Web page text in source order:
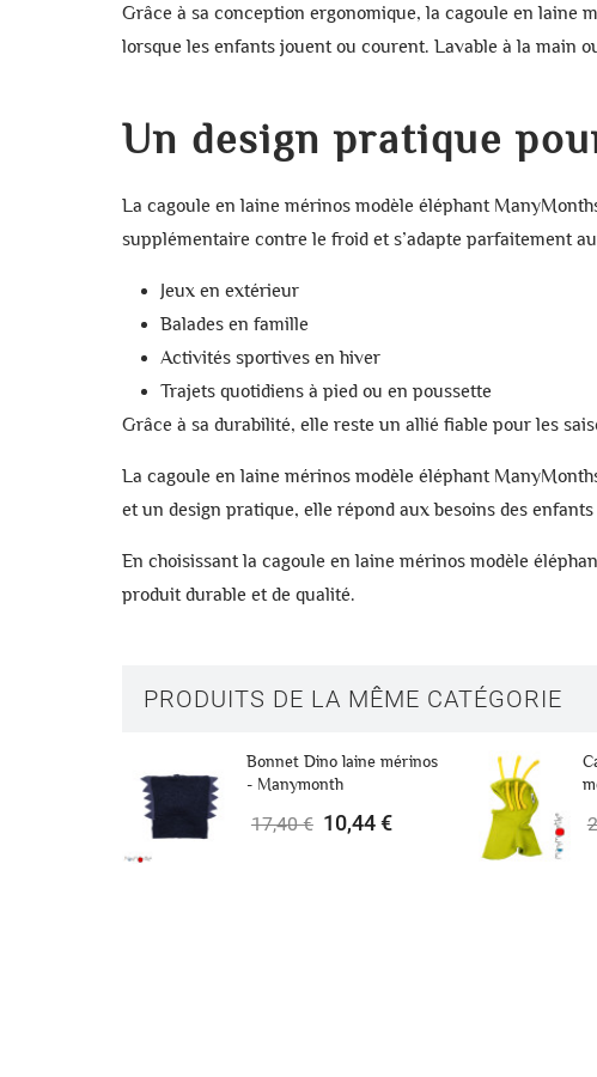
Grâce à sa conception ergonomique, la cagoule en laine
lorsque les enfants jouent ou courent. Lavable à la main
Un design pratique
La cagoule en laine mérinos modèle éléphant
supplémentaire contre le froid et s’adapte parfaitement
Jeux en extérieur
Balades en famille
Activités sportives en hiver
Trajets quotidiens à pied ou en poussette
Grâce à sa durabilité, elle reste un allié fiable pour les
La cagoule en laine mérinos modèle éléphant
et un design pratique, elle répond aux besoins des
En choisissant la cagoule en laine mérinos modèle
produit durable et de qualité.
PRODUITS DE LA MÊME CATÉGORIE
Bonnet Dino laine mérinos
- Manymonth
17,40 € 10,44 €